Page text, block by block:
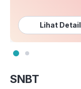
Lihat Detail
SNBT